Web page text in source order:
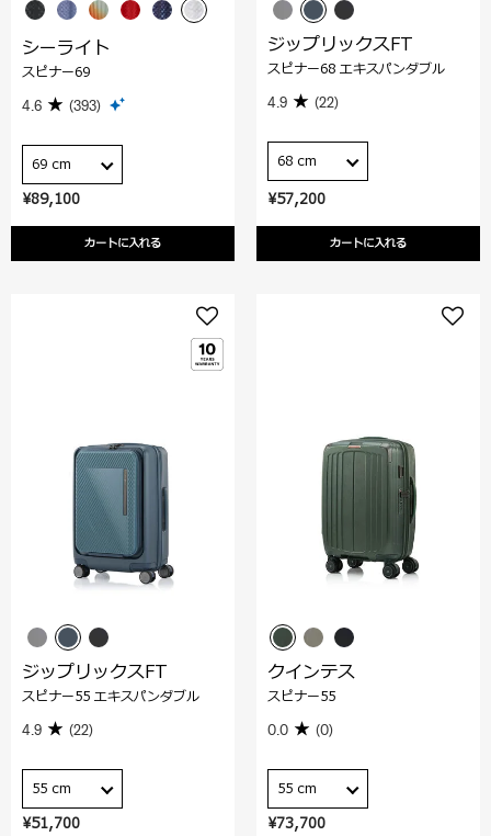
¥89,100
カートに入れる
シーライト
スピナー69
4.6 (393)
69 cm
¥57,200
カートに入れる
ジップリックスFT
スピナー68 エキスパンダブル
4.9 (22)
68 cm
¥51,700
ジップリックスFT
スピナー55 エキスパンダブル
4.9 (22)
55 cm
¥73,700
クインテス
スピナー55
0.0 (0)
55 cm